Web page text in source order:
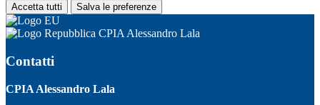
Accetta tutti Salva le preferenze
CPIA Alessandro Lala
Contatti
CPIA Alessandro Lala